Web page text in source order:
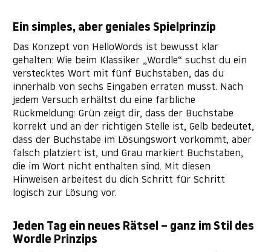
Ein simples, aber geniales Spielprinzip
Das Konzept von HelloWords ist bewusst klar
gehalten: Wie beim Klassiker „Wordle“ suchst du ein
verstecktes Wort mit fünf Buchstaben, das du
innerhalb von sechs Eingaben erraten musst. Nach
jedem Versuch erhältst du eine farbliche
Rückmeldung: Grün zeigt dir, dass der Buchstabe
korrekt und an der richtigen Stelle ist, Gelb bedeutet,
dass der Buchstabe im Lösungswort vorkommt, aber
falsch platziert ist, und Grau markiert Buchstaben,
die im Wort nicht enthalten sind. Mit diesen
Hinweisen arbeitest du dich Schritt für Schritt
logisch zur Lösung vor.
Jeden Tag ein neues Rätsel – ganz im Stil des
Wordle Prinzips